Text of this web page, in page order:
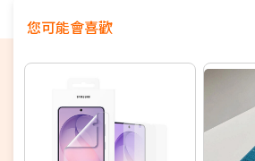
您可能會喜歡